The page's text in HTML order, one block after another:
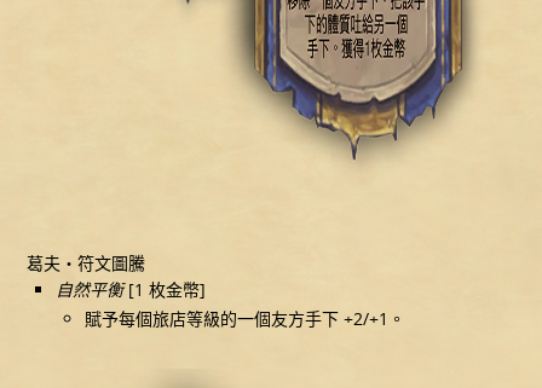
葛夫‧符文圖騰
自然平衡[1 枚金幣]
賦予每個旅店等級的一個友方手下 +2/+1。